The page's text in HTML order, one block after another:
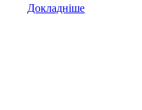
Докладніше